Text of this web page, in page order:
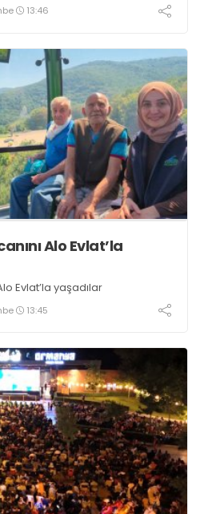
ifade ederek “Yıl
balık bulmak mümkün
13:46
Alo Evlat’la
Evlat’la yaşadılar
13:45